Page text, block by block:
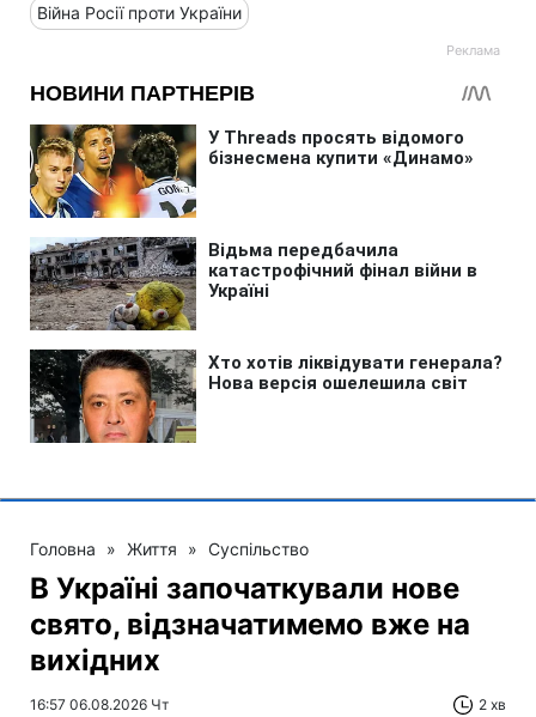
Війна Росії проти України
Головна » Життя » Суспільство
В Україні започаткували нове
свято, відзначатимемо вже на
вихідних
16:57 06.08.2026 Чт 2 хв